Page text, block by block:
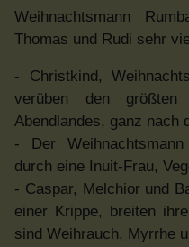
Weihnachtsmann
Thomas und Rudi sehr
- Christkind,
verüben den größten
Abendlandes, ganz nach
- Der
durch eine Inuit-Frau,
- Caspar, Melchior und
einer Krippe, breiten
sind Weihrauch, Myrrhe